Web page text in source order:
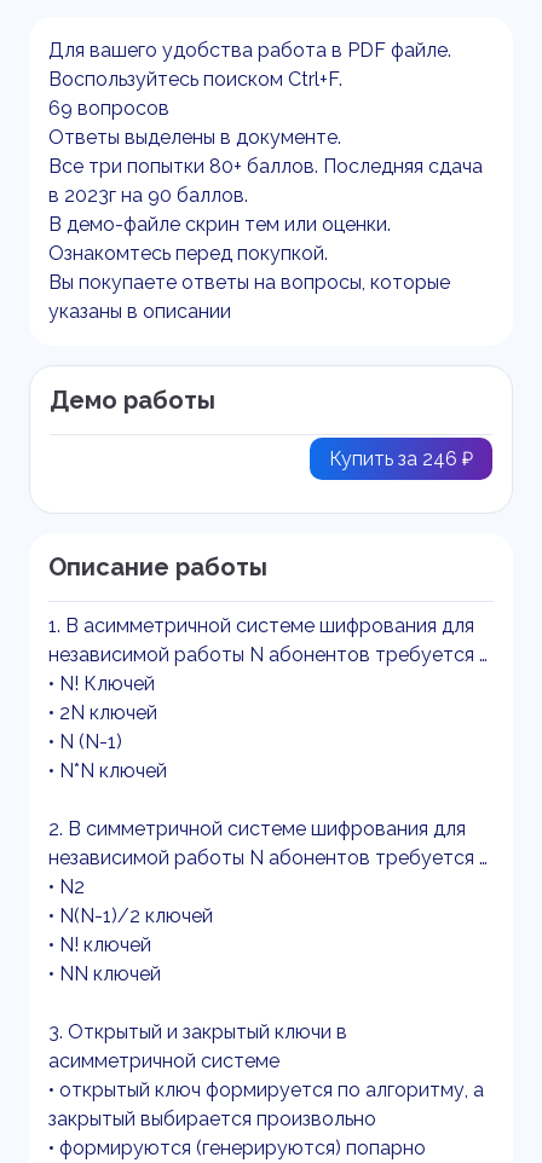
Для вашего удобства работа в PDF файле.
Воспользуйтесь поиском Ctrl+F.
69 вопросов
Ответы выделены в документе.
Все три попытки 80+ баллов. Последняя сдача
в 2023г на 90 баллов.
В демо-файле скрин тем или оценки.
Ознакомтесь перед покупкой.
Вы покупаете ответы на вопросы, которые
указаны в описании
Демо работы
Купить за 246 ₽
Описание работы
1. В асимметричной системе шифрования для
независимой работы N абонентов требуется …
• N! Ключей
• 2N ключей
• N (N-1)
• N*N ключей
2. В симметричной системе шифрования для
независимой работы N абонентов требуется …
• N2
• N(N-1)/2 ключей
• N! ключей
• NN ключей
3. Открытый и закрытый ключи в
асимметричной системе
• открытый ключ формируется по алгоритму, а
закрытый выбирается произвольно
• формируются (генерируются) попарно